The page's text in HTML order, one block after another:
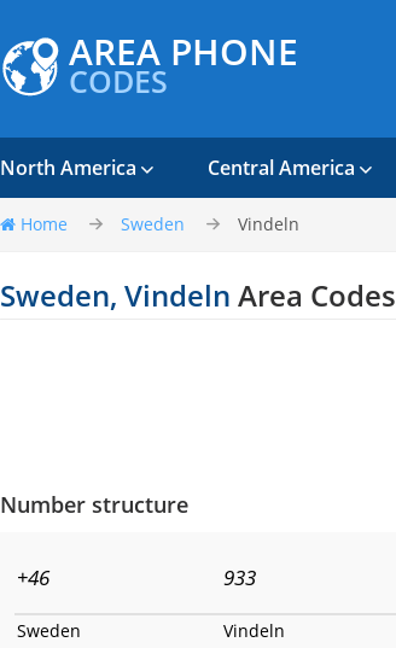
AREA PHONE
CODES
North America Central America
Home Sweden Vindeln
Sweden, Vindeln Area Codes
Number structure
+46 933
Sweden Vindeln